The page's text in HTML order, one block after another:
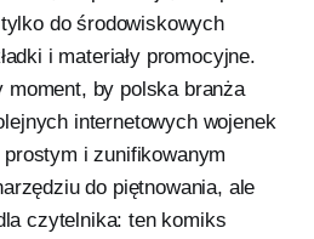
do środowiskowych
i materiały promocyjne.
moment, by polska branża
internetowych wojenek
prostym i zunifikowanym
do piętnowania, ale
czytelnika: ten komiks